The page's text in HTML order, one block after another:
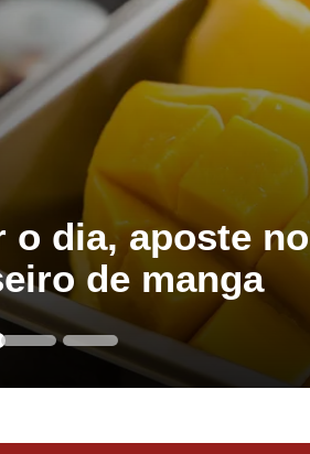
o dia, aposte no
de manga